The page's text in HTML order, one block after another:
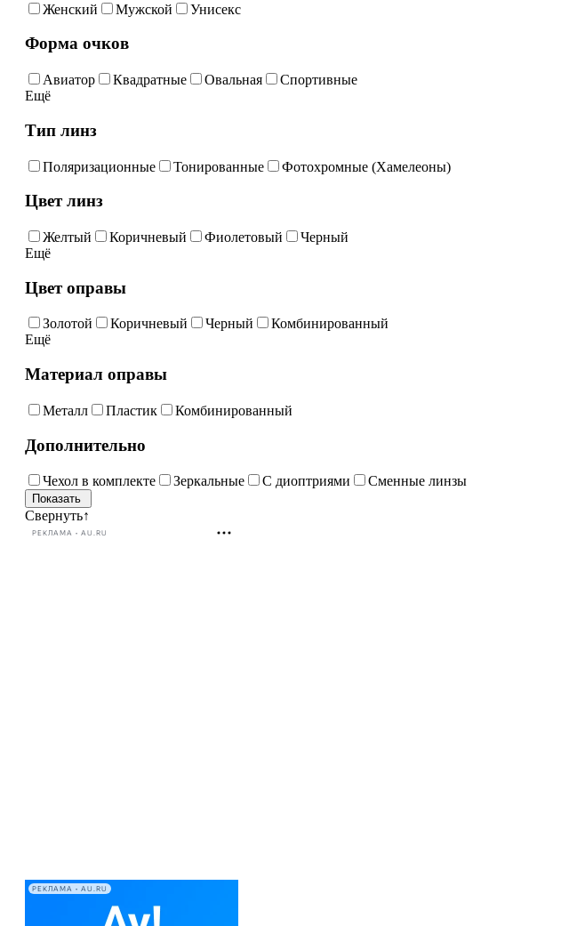
Женский Мужской Унисекс
Форма очков
Авиатор Квадратные Овальная
Спортивные
Ещё
Тип линз
Поляризационные Тонированные Фотохромные (Хамелеоны)
Цвет линз
Желтый Коричневый Фиолетовый
Черный
Ещё
Цвет оправы
Золотой Коричневый Черный
Комбинированный
Ещё
Материал оправы
Металл Пластик Комбинированный
Дополнительно
Чехол в комплекте Зеркальные С диоптриями Сменные линзы
Свернуть↑
РЕКЛАМА • AU.RU
РЕКЛАМА • AU.RU